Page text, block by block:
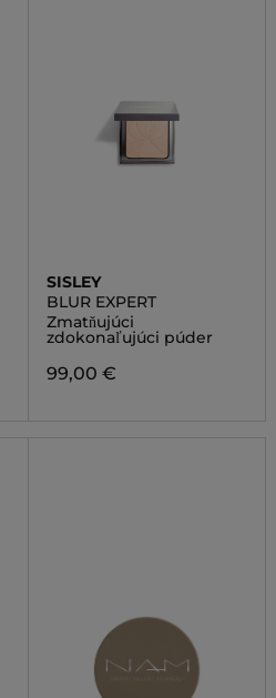
SISLEY
BLUR EXPERT
Zmatňujúci
zdokonaľujúci púder
99,00 €